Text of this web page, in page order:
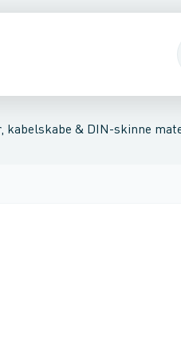
kabelskabe & DIN-skinne
& lampeudtag
Fordelings-/
skab) Dækplade /